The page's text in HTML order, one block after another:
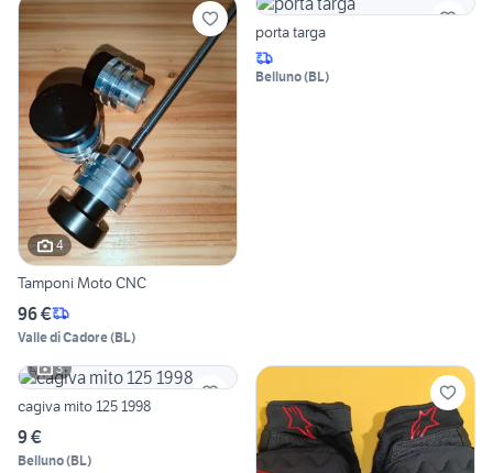
4
Tamponi Moto CNC
96 €
Valle di Cadore(BL)
porta targa
Belluno(BL)
3
cagiva mito 125 1998
9 €
Belluno(BL)